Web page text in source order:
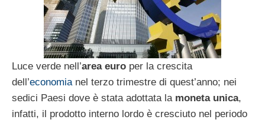
Luce verde nell’area euro per la crescita
dell’economianel terzo trimestre di quest’anno; nei
sedici Paesi dove è stata adottata la moneta unica,
infatti, il prodotto interno lordo è cresciuto nel periodo